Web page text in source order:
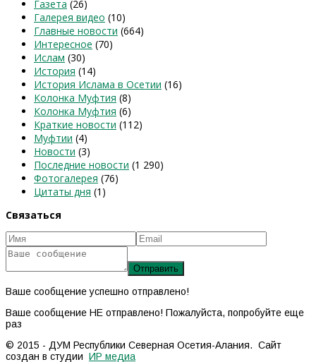
Газета (26)
Галерея видео (10)
Главные новости (664)
Интересное (70)
Ислам (30)
История (14)
История Ислама в Осетии (16)
Колонка Муфтия (8)
Колонка Муфтия (6)
Краткие новости (112)
Муфтии (4)
Новости (3)
Последние новости (1 290)
Фотогалерея (76)
Цитаты дня (1)
Связаться
Ваше сообщение успешно отправлено!
Ваше сообщение НЕ отправлено! Пожалуйста, попробуйте еще
раз
© 2015 - ДУМ Республики Северная Осетия-Алания. Сайт
создан в студии ИР медиа